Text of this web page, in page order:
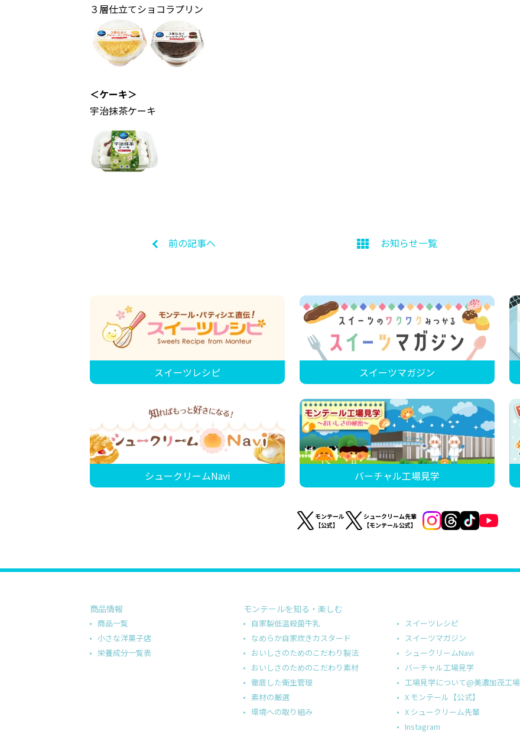
３層仕立てショコラプリン
＜ケーキ＞
宇治抹茶ケーキ
前の記事へ お知らせ一覧
スイーツレシピ スイーツマガジン
シュークリームNavi バーチャル工場見学
モンテール
【公式】
シュークリーム先輩
【モンテール公式】
商品情報
商品一覧
小さな洋菓子店
栄養成分一覧表
モンテールを知る・楽しむ
自家製低温殺菌牛乳
なめらか自家炊きカスタード
おいしさのためのこだわり製法
おいしさのためのこだわり素材
徹底した衛生管理
素材の厳選
環境への取り組み
スイーツレシピ
スイーツマガジン
シュークリームNavi
バーチャル工場見学
工場見学について@美濃加茂工場
X モンテール【公式】
X シュークリーム先輩
Instagram